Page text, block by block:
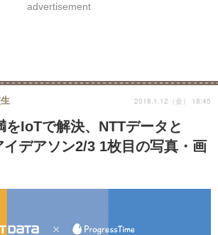
8月開催学校説明会・相談会
advertisement
をIoTで解決、NTTデータと
デアソン2/3 1枚目の写真・画
2018.1.12（金） 18:45